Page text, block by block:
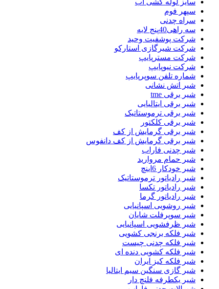
سپهر فوم
سراه چدنی
سه راهی40پنج لایه
شرکت پوشفیت وحید
شرکت شیرگازی استارکو
شرکت مسترپایپ
شرکت نیوپایپ
شماره تلفن سوپرپایپ
شیر اتش نشانی
شیر برقی tme
شیر برقی ایتالیایی
شیر برقی ترموستاتیک
شیر برقی کلکتور
شیر برقی گرمایش از کف
شیر برقی گرمایش از کف دانفوس
شیر چدنی فاراب
شیر حمام مروارید
شیر خودکار 6اینچ
شیر رادیاتور ترموستاتیک
شیر رادیاتور تکسا
شیر رادیاتور گرما
شیر روشویی اسپانیایی
شیر سوپرفلت شایان
شیر ظرفشویی اسپانیایی
شیر فلکه برنجی کشویی
شیر فلکه چدنی چیست
شیر فلکه کشویی دنده ای
شیر فلکه کیز ایران
شیر گازی سنگین سیم ایتالیا
شیر یکطرفه فلنچ دار